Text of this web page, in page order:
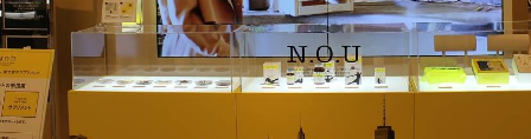
Category エンタメ
Category ライフ
About us